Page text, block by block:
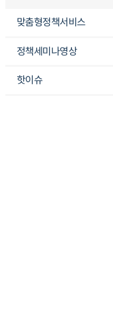
맞춤형정책서비스
정책세미나영상
핫이슈